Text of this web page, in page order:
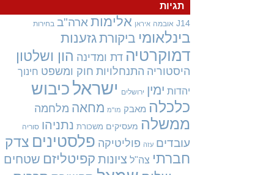
תגיות
J14 אובמה איראן אלימות ארה"ב בחירות
בינלאומיביקורתגזענות
דמוקרטיה דת ומדינההון ושלטון
היסטוריה התנחלויות חוק ומשפט חינוך
יהדות ימין ירושלים ישראלכיבוש
כלכלה מאבק מו"מ מחאהמלחמה
ממשלה מעסיקים משכורת נתניהו סוריה
עובדים עזה פוליטיקה פלסטיניםצדק
חברתי צה"ל ציונותקפיטליזםשטחים